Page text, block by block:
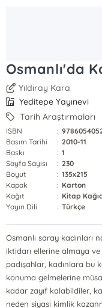
Osmanlı'da
Yıldıray Kara
Yeditepe Yayınevi
Tarih Araştırmaları
ISBN :
Basım Tarihi
: 2010-11
Baskı
: 1
Sayfa Sayısı
: 230
Boyut
: 135x215
Kapak
: Karton
Kağıt
: Kitap
Yayın Dili
: Türkçe
Osmanlı saray kadınları
iktidarı ellerine almaya
padişahlar, kadınlara bu
konuma gelmelerine
kadar zayıf kalabildiler,
neden siyasi kimlik